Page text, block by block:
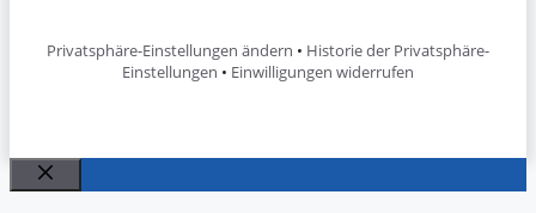
Privatsphäre-Einstellungen ändern • Historie der Privatsphäre-
Einstellungen • Einwilligungen widerrufen
Schließen